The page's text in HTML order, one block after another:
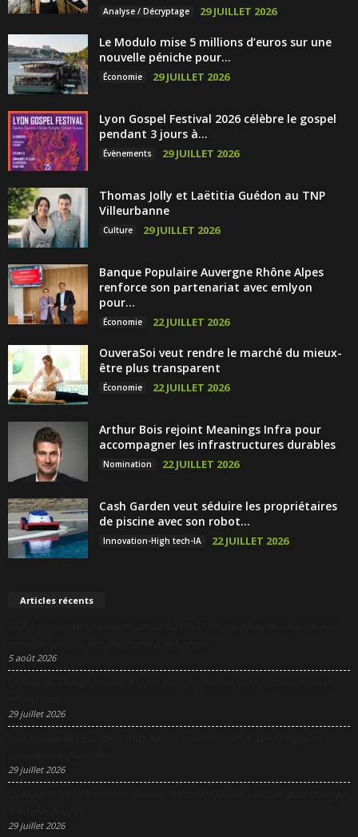
Analyse / Décryptage 29 JUILLET 2026
Le Modulo mise 5 millions d’euros sur une
nouvelle péniche pour...
Économie 29 JUILLET 2026
Lyon Gospel Festival 2026 célèbre le gospel
pendant 3 jours à...
Évènements 29 JUILLET 2026
Thomas Jolly et Laëtitia Guédon au TNP
Villeurbanne
Culture 29 JUILLET 2026
Banque Populaire Auvergne Rhône Alpes
renforce son partenariat avec emlyon
pour...
Économie 22 JUILLET 2026
OuveraSoi veut rendre le marché du mieux-
être plus transparent
Économie 22 JUILLET 2026
Arthur Bois rejoint Meanings Infra pour
accompagner les infrastructures durables
Nomination 22 JUILLET 2026
Cash Garden veut séduire les propriétaires
de piscine avec son robot...
Innovation-High tech-IA 22 JUILLET 2026
Articles récents
5 août 2026
29 juillet 2026
29 juillet 2026
29 juillet 2026